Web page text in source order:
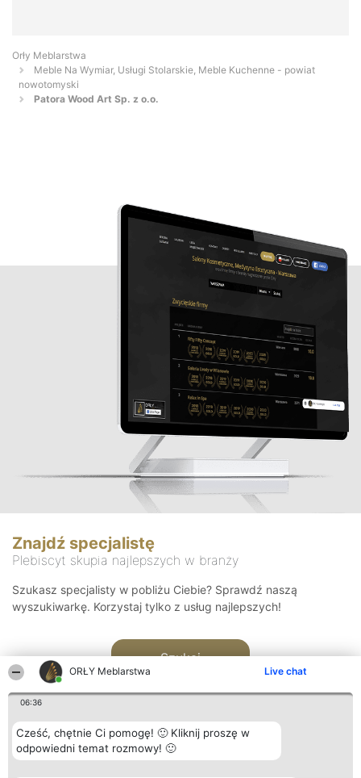
ORŁY Meblarstwa Live chat
06:36
Cześć, chętnie Ci pomogę! 🙂 Kliknij proszę w
odpowiedni temat rozmowy! 🙂
Orły Meblarstwa
Meble Na Wymiar, Usługi Stolarskie, Meble Kuchenne - powiat
nowotomyski
Patora Wood Art Sp. z o.o.
Znajdź specjalistę
Plebiscyt skupia najlepszych w branży
Szukasz specjalisty w pobliżu Ciebie? Sprawdź naszą
wyszukiwarkę. Korzystaj tylko z usług najlepszych!
Szukaj